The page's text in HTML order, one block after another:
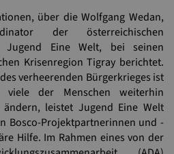
über die Wolfgang Wedan,
der österreichischen
Jugend Eine Welt, bei seinen
Krisenregion Tigray berichtet.
verheerenden Bürgerkrieges ist
der Menschen weiterhin
leistet Jugend Eine Welt
Bosco-Projektpartnerinnen und -
Hilfe. Im Rahmen eines von der